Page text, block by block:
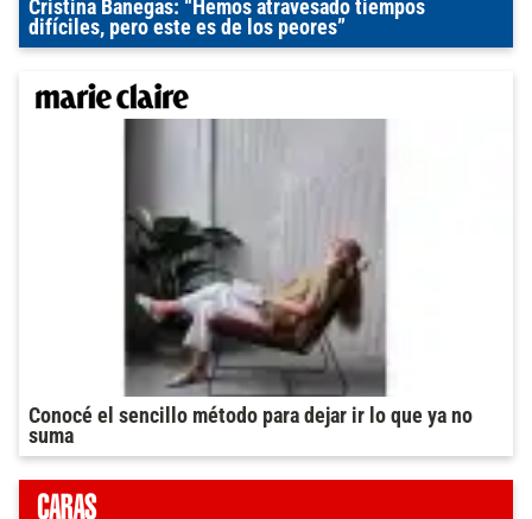
Cristina Banegas: “Hemos atravesado tiempos
difíciles, pero este es de los peores”
Conocé el sencillo método para dejar ir lo que ya no
suma